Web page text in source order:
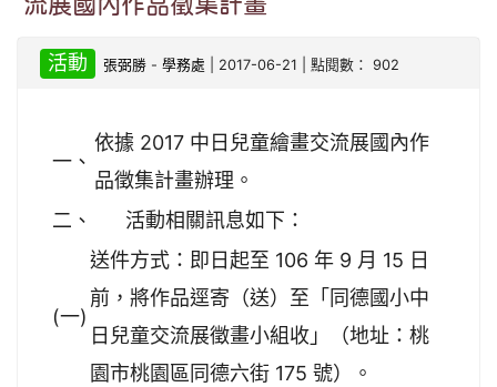
流展國內作品徵集計畫
活動 張弼勝 -學務處 | 2017-06-21 | 點閱數： 902
一、
依據 2017 中日兒童繪畫交流展國內作
品徵集計畫辦理。
二、
活動相關訊息如下：
(一)
送件方式：即日起至 106 年 9 月 15 日
前，將作品逕寄（送）至「同德國小中
日兒童交流展徵畫小組收」（地址：桃
園市桃園區同德六街 175 號）。